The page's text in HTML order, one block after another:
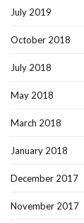
July 2019
October 2018
July 2018
May 2018
March 2018
January 2018
December 2017
November 2017